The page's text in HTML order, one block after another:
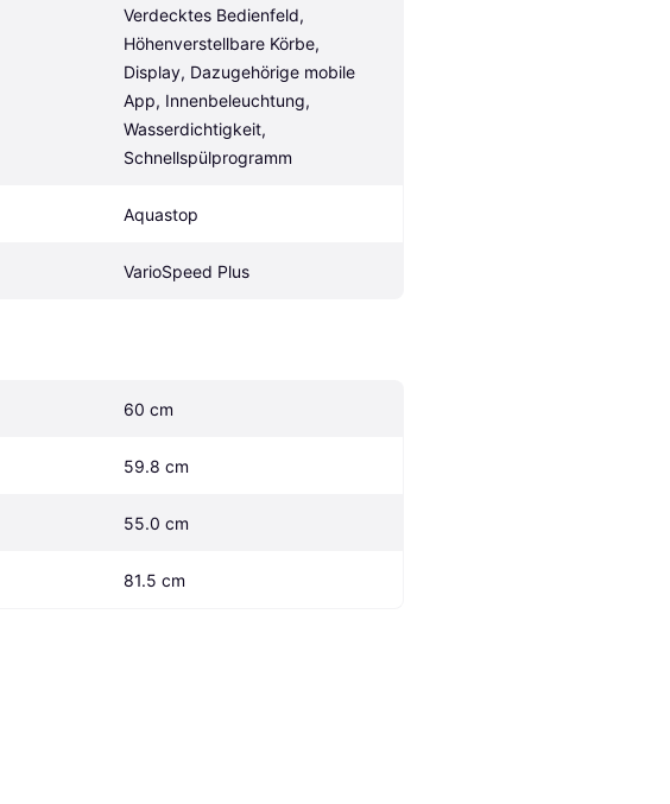
Verdecktes Bedienfeld,
Höhenverstellbare Körbe,
Display, Dazugehörige mobile
App, Innenbeleuchtung,
Wasserdichtigkeit,
Schnellspülprogramm
Aquastop
VarioSpeed Plus
60 cm
59.8 cm
55.0 cm
81.5 cm